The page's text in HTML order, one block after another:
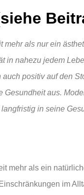
mehr als nur ein
in nahezu jedem
auch positiv auf den
Gesundheit aus.
in seine
mehr als ein
im